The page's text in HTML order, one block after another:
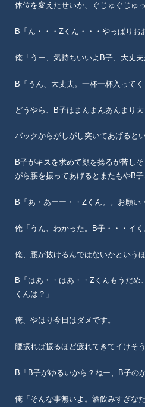
体位を変えたせいか、ぐじゅぐじゅ
B「ん・・・Zくん・・・やっぱりお
俺「うー、気持ちいいよB子、大丈夫
B「うん、大丈夫。一杯一杯入ってく
どうやら、B子はまんまんあんまり大
バックからがしがし突いてあげると
B子がキスを求めて顔を捻るが苦し
がら腰を振ってあげるとまたもやB子
B「あ・あーー・・Zくん。。お願い
俺「うん、わかった。B子・・・イく
俺、腰が抜けるんではないかという
B「はあ・・はあ・・Zくんもうだ
くんは？」
俺、やはり今日はダメです。
腰振れば振るほど疲れてきてイけそ
B「B子がゆるいから？ねー、B子の
俺「そんな事無いよ。酒飲みすぎな